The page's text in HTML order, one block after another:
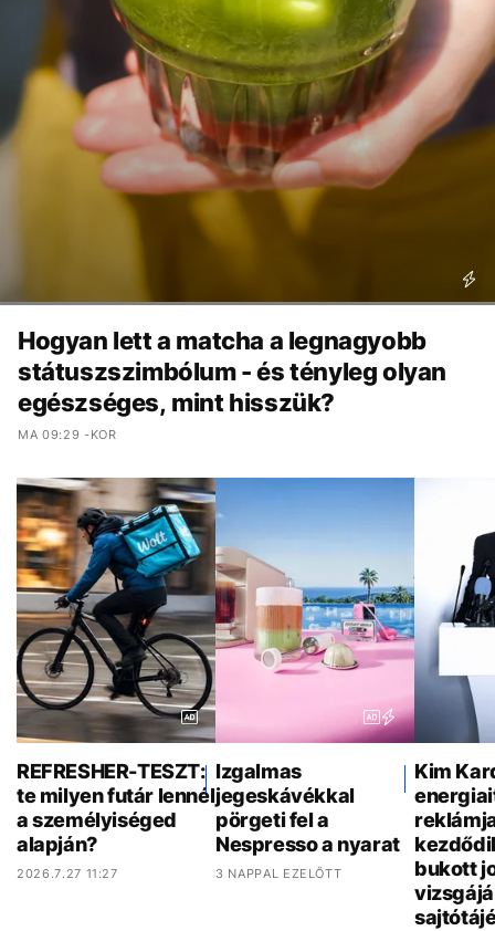
Hogyan lett a matcha a legnagyobb
státuszszimbólum - és tényleg olyan
egészséges, mint hisszük?
MA 09:29 -KOR
REFRESHER-TESZT:
te milyen futár lennél
a személyiséged
alapján?
2026.7.27 11:27
Izgalmas
jegeskávékkal
pörgeti fel a
Nespresso a nyarat
3 NAPPAL EZELŐTT
Kim
bukott